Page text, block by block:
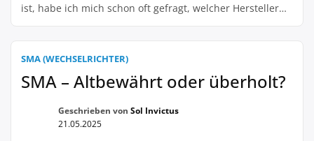
ist, habe ich mich schon oft gefragt, welcher Hersteller
bekannt und beliebt. Doch wer hat die Nase wirklich
Wechselrichter […]
SMA (WECHSELRICHTER)
SMA – Altbewährt oder überholt?
Geschrieben von Sol Invictus
21.05.2025